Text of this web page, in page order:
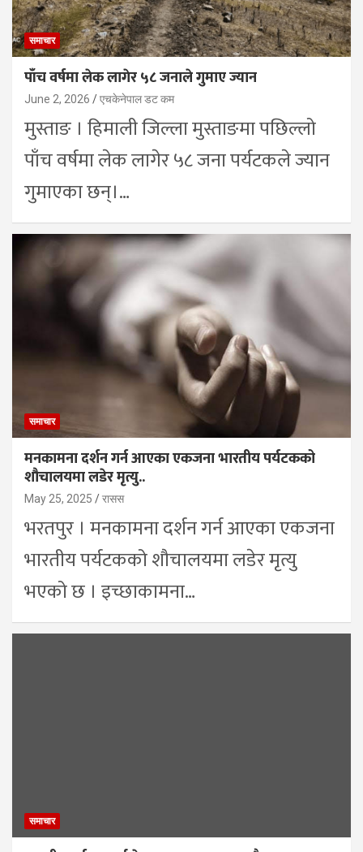
समाचार
पाँच वर्षमा लेक लागेर ५८ जनाले गुमाए ज्यान
June 2, 2026 एचकेनेपाल डट कम
मुस्ताङ । हिमाली जिल्ला मुस्ताङमा पछिल्लो
पाँच वर्षमा लेक लागेर ५८ जना पर्यटकले ज्यान
गुमाएका छन्।…
समाचार
मनकामना दर्शन गर्न आएका एकजना भारतीय पर्यटकको
शौचालयमा लडेर मृत्यु..
May 25, 2025 रासस
भरतपुर । मनकामना दर्शन गर्न आएका एकजना
भारतीय पर्यटकको शौचालयमा लडेर मृत्यु
भएको छ । इच्छाकामना…
समाचार